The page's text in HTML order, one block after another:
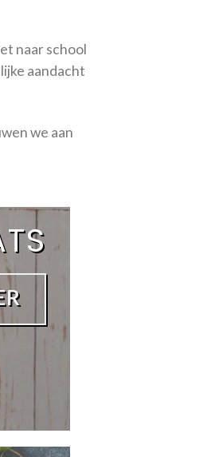
naar school
aandacht
we aan